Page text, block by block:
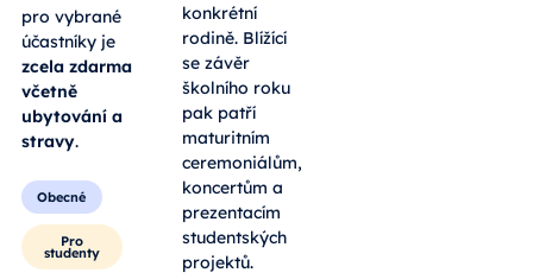
pro vybrané
účastníky je
zcela zdarma
včetně
ubytování a
stravy.
Obecné
Pro
studenty
konkrétní
rodině. Blížící
se závěr
školního roku
pak patří
maturitním
ceremoniálům,
koncertům a
prezentacím
studentských
projektů.